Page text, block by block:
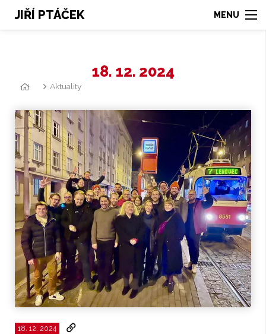
JIŘÍ PTÁČEK
18. 12. 2024
Aktuality
18. 12. 2024